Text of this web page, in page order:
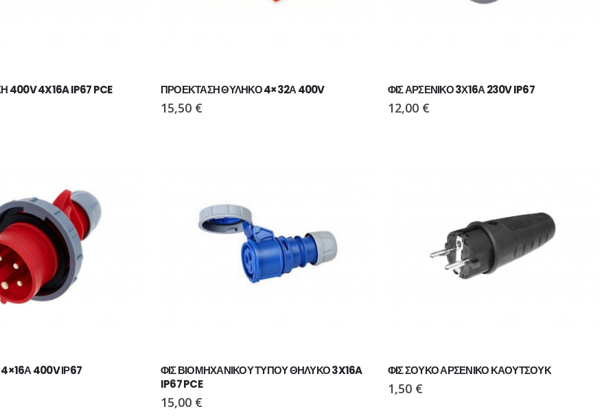
400V 4X16A IP67 PCE ΠΡΟΕΚΤΑΣΗ ΘΥΛΗΚΟ 4×32Α 400V
15,50 €
ΦΙΣ ΑΡΣΕΝΙΚΟ 3Χ16Α 230V IP67
12,00 €
400V ΙΡ67
ΦΙΣ ΒΙΟΜΗΧΑΝΙΚΟΥ ΤΥΠΟΥ ΘΗΛΥΚΟ 3X16A
IP67 PCE
15,00 €
ΦΙΣ ΣΟΥΚΟ ΑΡΣΕΝΙΚΟ ΚΑΟΥΤΣΟΥΚ
1,50 €
€ 110,00€